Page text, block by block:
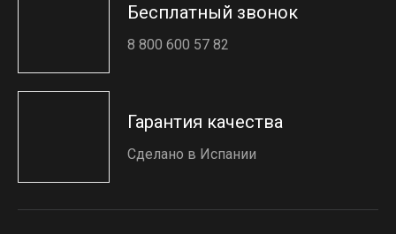
Бесплатный звонок
8 800 600 57 82
Гарантия качества
Сделано в Испании